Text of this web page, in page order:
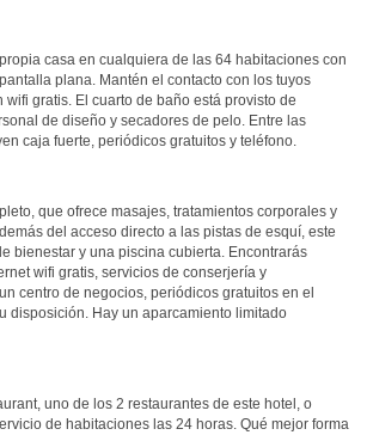
casa en cualquiera de las 64 habitaciones con
plana. Mantén el contacto con los tuyos
gratis. El cuarto de baño está provisto de
de diseño y secadores de pelo. Entre las
caja fuerte, periódicos gratuitos y teléfono.
que ofrece masajes, tratamientos corporales y
del acceso directo a las pistas de esquí, este
bienestar y una piscina cubierta. Encontrarás
wifi gratis, servicios de conserjería y
centro de negocios, periódicos gratuitos en el
disposición. Hay un aparcamiento limitado
uno de los 2 restaurantes de este hotel, o
de habitaciones las 24 horas. Qué mejor forma